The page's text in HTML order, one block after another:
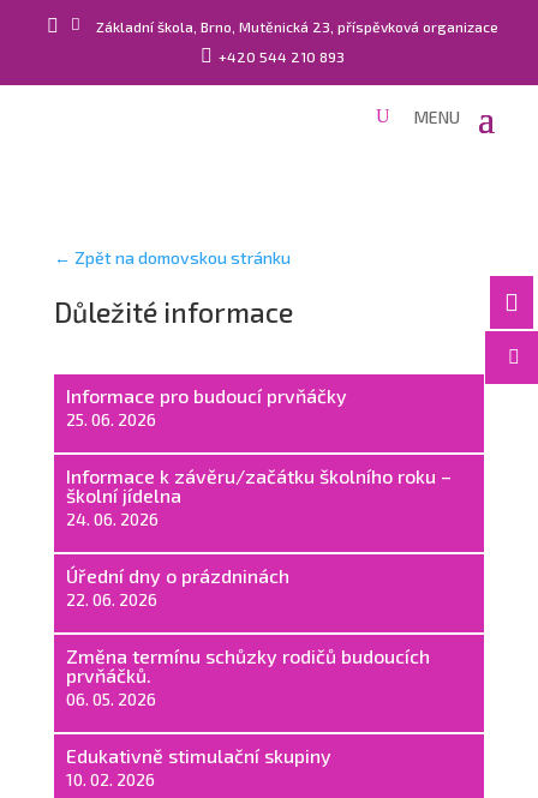
  Základní škola, Brno, Mutěnická 23, příspěvková organizace
 +420 544 210 893


← Zpět na domovskou stránku
Důležité informace
Informace pro budoucí prvňáčky
25. 06. 2026
Informace k závěru/začátku školního roku –
školní jídelna
24. 06. 2026
Úřední dny o prázdninách
22. 06. 2026
Změna termínu schůzky rodičů budoucích
prvňáčků.
06. 05. 2026
Edukativně stimulační skupiny
10. 02. 2026